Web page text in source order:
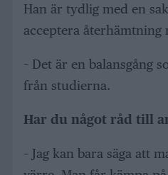
Han är tydlig med en
acceptera återhämtning
– Det är en balansgång
från studierna.
Har du något råd till
– Jag kan bara säga att